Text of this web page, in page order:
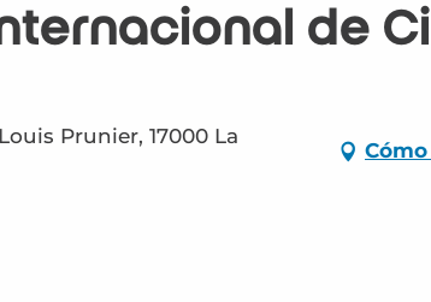
de
Prunier, 17000 La